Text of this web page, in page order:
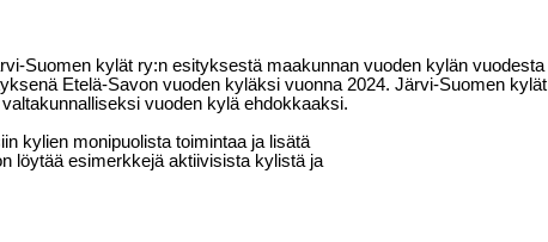
Suomen kylät ry:n esityksestä maakunnan vuoden kylän vuodesta
Etelä-Savon vuoden kyläksi vuonna 2024. Järvi-Suomen kylät
vuoden kylä ehdokkaaksi.
kylien monipuolista toimintaa ja lisätä
löytää esimerkkejä aktiivisista kylistä ja